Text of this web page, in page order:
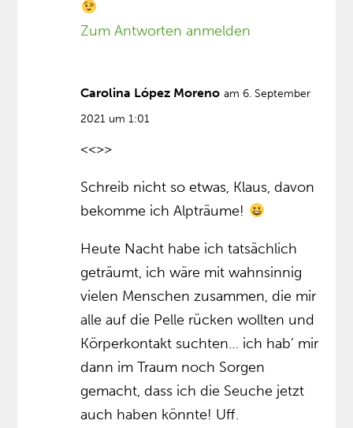
Zum Antworten anmelden
Carolina López Moreno am 6. September
2021 um 1:01
<<>>
Schreib nicht so etwas, Klaus, davon
bekomme ich Alpträume!
Heute Nacht habe ich tatsächlich
geträumt, ich wäre mit wahnsinnig
vielen Menschen zusammen, die mir
alle auf die Pelle rücken wollten und
Körperkontakt suchten… ich hab’ mir
dann im Traum noch Sorgen
gemacht, dass ich die Seuche jetzt
auch haben könnte! Uff.